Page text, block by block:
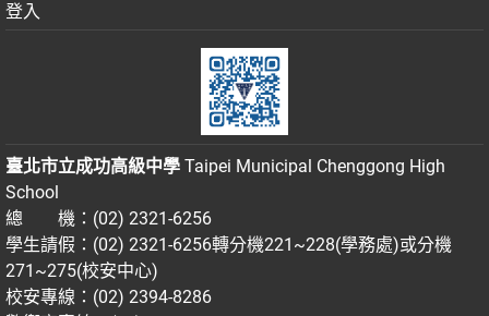
登入
臺北市立成功高級中學 Taipei Municipal Chenggong High
School
總 機：(02) 2321-6256
學生請假：(02) 2321-6256轉分機221~228(學務處)或分機
271~275(校安中心)
校安專線：(02) 2394-8286